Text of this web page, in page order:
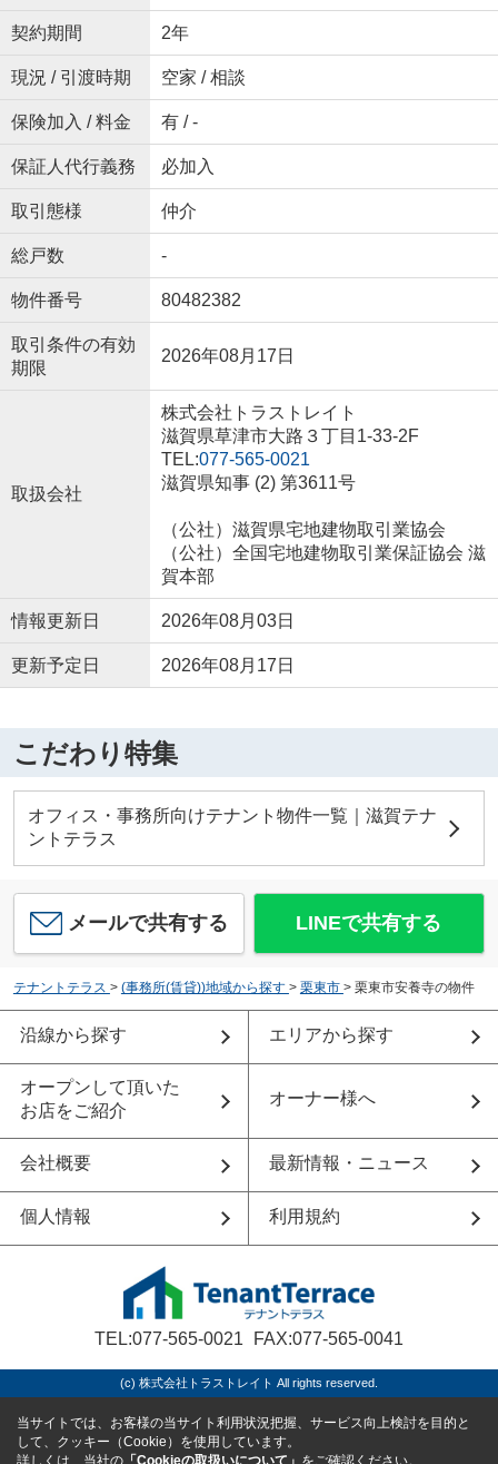
契約期間 2年
現況 / 引渡時期 空家 / 相談
保険加入 / 料金 有 / -
保証人代行義務 必加入
取引態様 仲介
総戸数 -
物件番号 80482382
取引条件の有効
期限
2026年08月17日
取扱会社
株式会社トラストレイト
滋賀県草津市大路３丁目1-33-2F
TEL:077-565-0021
滋賀県知事 (2) 第3611号
（公社）滋賀県宅地建物取引業協会
（公社）全国宅地建物取引業保証協会 滋
賀本部
情報更新日 2026年08月03日
更新予定日 2026年08月17日
こだわり特集
オフィス・事務所向けテナント物件一覧｜滋賀テナ
ントテラス
メールで共有する LINEで共有する
テナントテラス > (事務所(賃貸))地域から探す > 栗東市 > 栗東市安養寺の物件
沿線から探す エリアから探す
オープンして頂いた
お店をご紹介
オーナー様へ
会社概要 最新情報・ニュース
個人情報 利用規約
TEL:077-565-0021 FAX:077-565-0041
(c) 株式会社トラストレイト All rights reserved.
当サイトでは、お客様の当サイト利用状況把握、サービス向上検討を目的と
して、クッキー（Cookie）を使用しています。
詳しくは、当社の 「Cookieの取扱いについて」 をご確認ください。